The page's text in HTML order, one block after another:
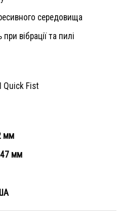
середовища
вібрації та пилі
Quick Fist
мм
мм